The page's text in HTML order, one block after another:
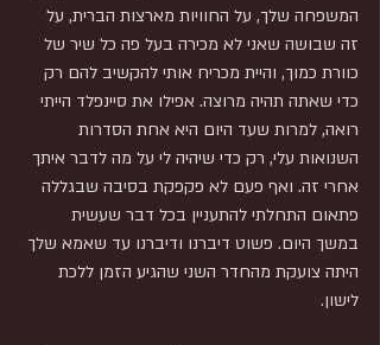
המשפחה שלך, על החוויות מארצות הברית, על
זה שבושה שאני לא מכירה בעל פה כל שיר של
כוורת כמוך, והיית מכריח אותי להקשיב להם רק
כדי שאתה תהיה מרוצה. אפילו את סיינפלד הייתי
רואה, למרות שעד היום היא אחת הסדרות
השנואות עלי, רק כדי שיהיה לי על מה לדבר איתך
אחרי זה. ואף פעם לא פקפקת בסיבה שבגללה
פתאום התחלתי להתעניין בכל דבר שעשית
במשך היום. פשוט דיברנו ודיברנו עד שאמא שלך
היתה צועקת מהחדר השני שהגיע הזמן ללכת
לישון.